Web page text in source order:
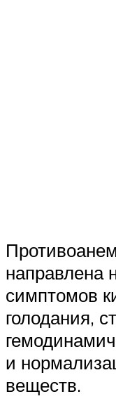
направлена
симптомов
голодания,
и
веществ.